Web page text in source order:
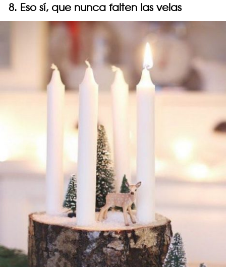
8. Eso sí, que nunca falten las velas